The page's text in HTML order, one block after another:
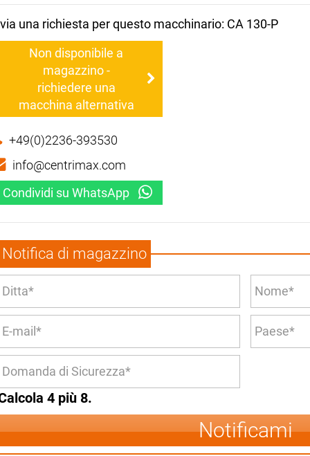
una richiesta per questo macchinario: CA 130-P
Non disponibile a
magazzino -
richiedere una
macchina alternativa
+49(0)2236-393530
info@centrimax.com
Condividi su WhatsApp
Notifica di magazzino
4 più 8.
Notificami